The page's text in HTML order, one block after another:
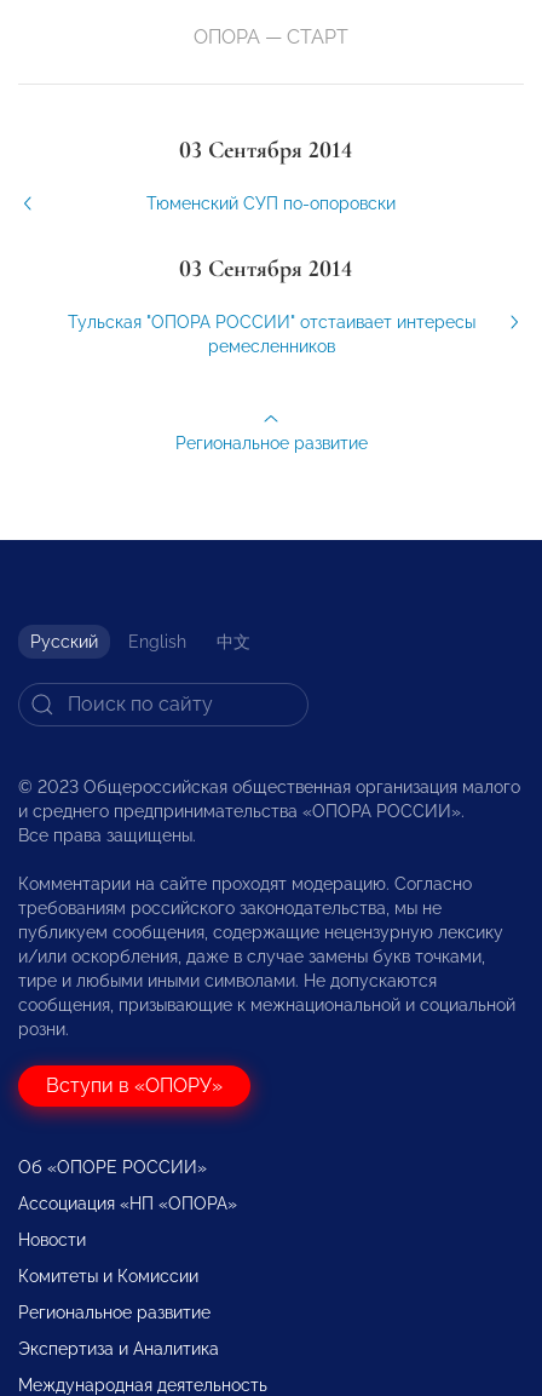
ОПОРА — СТАРТ
03 Сентября 2014
Тюменский СУП по-опоровски
03 Сентября 2014
Тульская "ОПОРА РОССИИ" отстаивает интересы
ремесленников
Региональное развитие
Русский English 中文
© 2023 Общероссийская общественная организация малого
и среднего предпринимательства «ОПОРА РОССИИ».
Все права защищены.
Комментарии на сайте проходят модерацию. Согласно
требованиям российского законодательства, мы не
публикуем сообщения, содержащие нецензурную лексику
и/или оскорбления, даже в случае замены букв точками,
тире и любыми иными символами. Не допускаются
сообщения, призывающие к межнациональной и социальной
розни.
Вступи в «ОПОРУ»
Об «ОПОРЕ РОССИИ»
Ассоциация «НП «ОПОРА»
Новости
Комитеты и Комиссии
Региональное развитие
Экспертиза и Аналитика
Международная деятельность